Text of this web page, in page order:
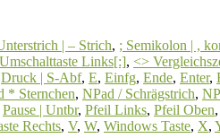
Unterstrich | – Strich, ; Semikolon | ,
Links[:], <>
Druck | S-Abf, E, Einfg, Ende, Enter,
* Sternchen, NPad / Schrägstrich,
Pause | Untbr, Pfeil Links, Pfeil Oben,
Rechts, V, W, Windows Taste, X,